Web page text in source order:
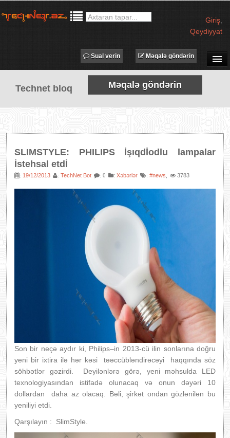
Giriş
Qeydiyyat
SUAL-CAVAB
TECHNET TV
MƏQALƏLƏR
PROQRAMLAR
AVADANLIQLAR
IT LÜĞƏT
XƏBƏRLƏR
Məqalə göndərin
Sual verin
Technet bloq Məqalə göndərin
SLIMSTYLE: PHILIPS İşıqdİodlu lampalar
İstehsal etdİ
: 19/12/2013 : TechNet Bot : 0 : Xəbərlər : #news 3783
Son bir neçə aydır ki, Philips–in 2013-cü ilin sonlarına doğru
yeni bir ixtira ilə hər kəsi təəccübləndirəcəyi haqqında söz
söhbətlər gəzirdi. Deyilənlərə görə, yeni məhsulda LED
texnologiyasından istifadə olunacaq və onun dəyəri 10
dollardan daha az olacaq. Bəli, şirkət ondan gözlənilən bu
yeniliyi etdi.
Qarşılayın : SlimStyle.